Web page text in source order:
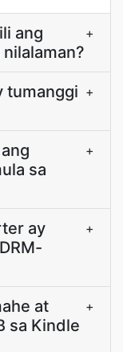
ang
+
tumanggi +
sa
+
ay
+
at
sa Kindle
+